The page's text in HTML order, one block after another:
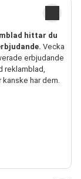
hittar du
Vecka
erbjudande
reklamblad,
har dem.